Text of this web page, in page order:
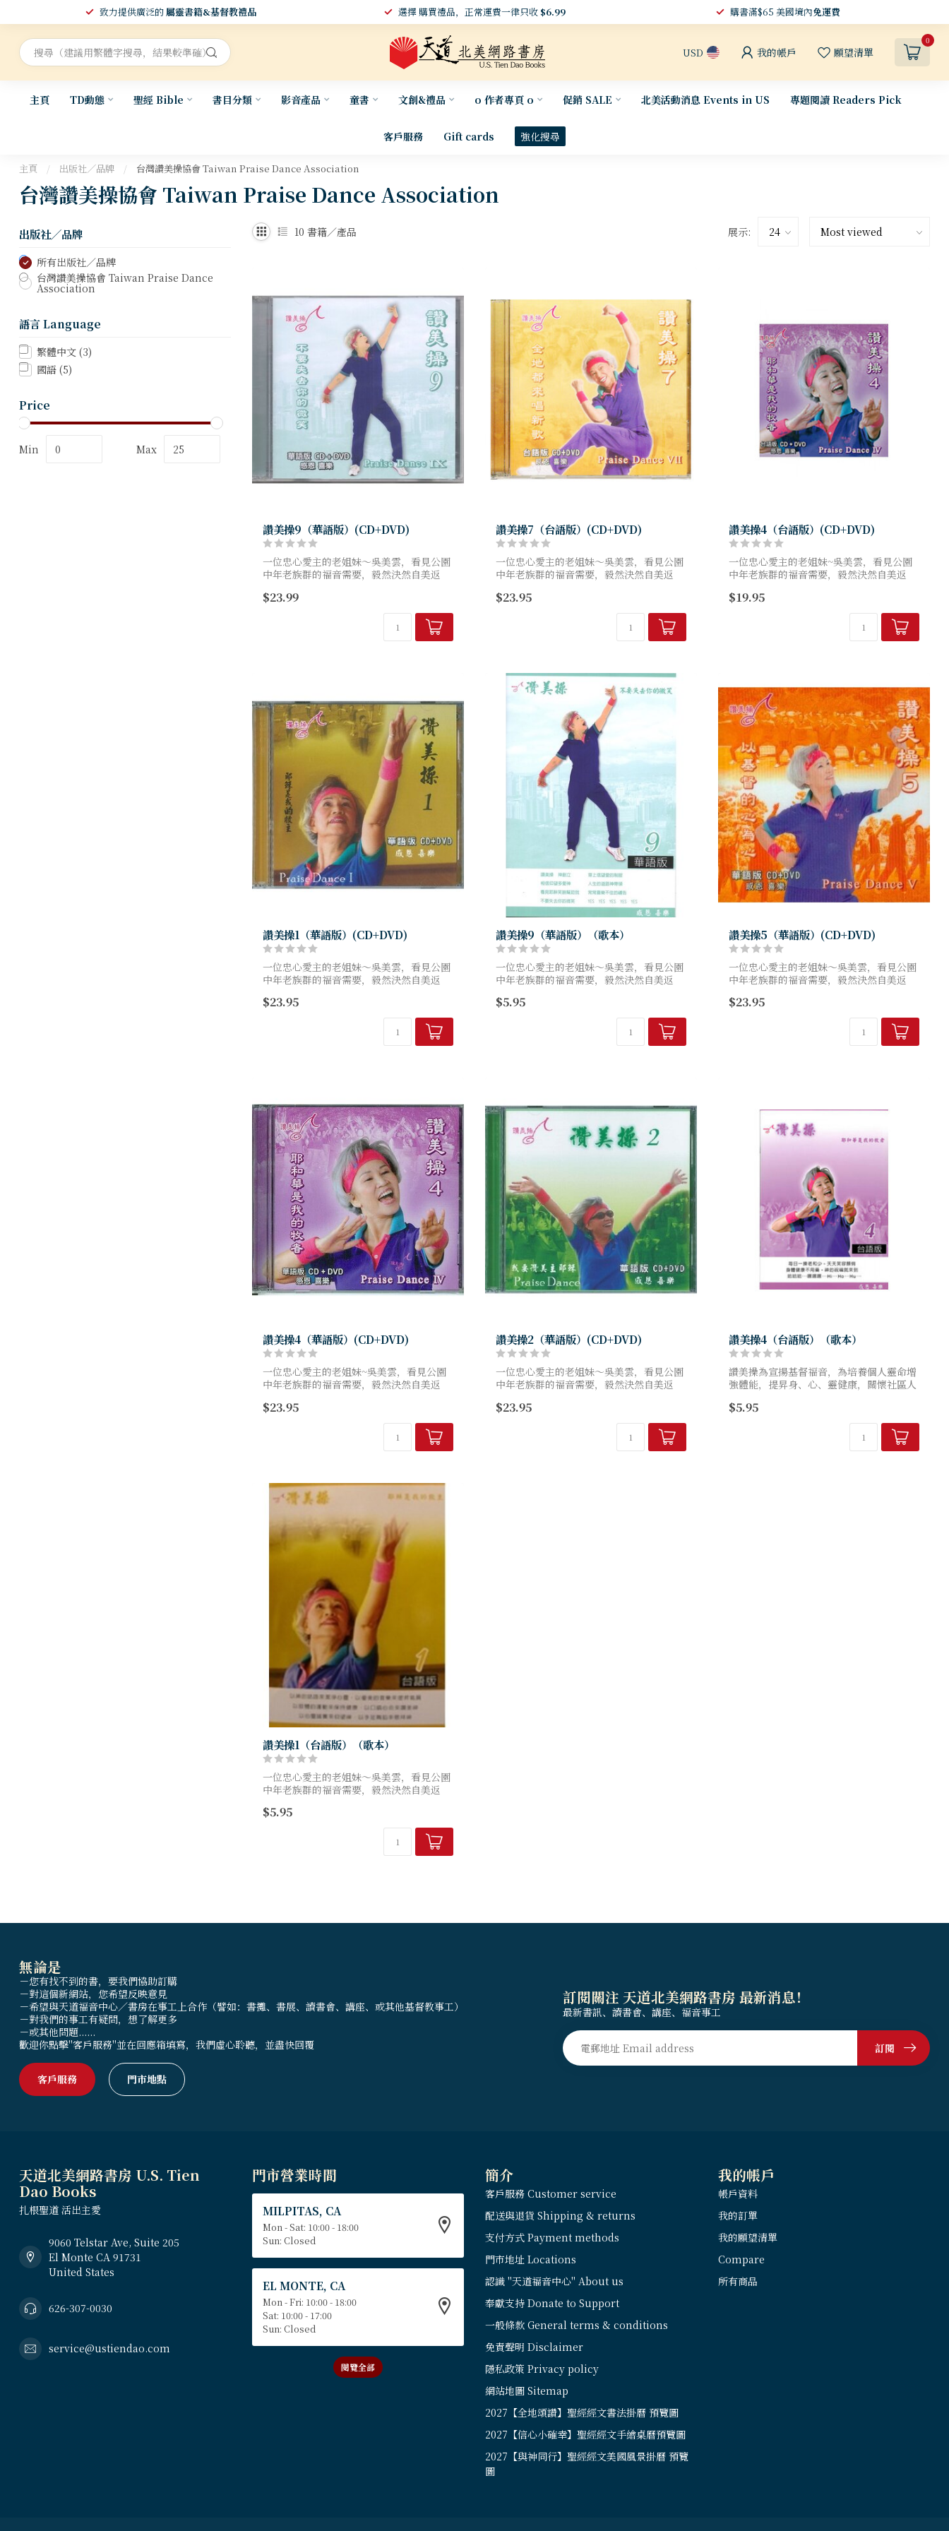
致力提供廣泛的屬靈書籍&基督教禮品 選擇 購買禮品，正常運費一律只收 $6.99 購書滿$65 美國境內免運費
USD 我的帳戶 願望清單
0
主頁 TD動態 聖經 Bible 書目分類 影音產品 童書 文創&禮品 o 作者專頁 o 促銷 SALE 北美活動消息 Events in US 專題閱讀 Readers Pick
客戶服務 Gift cards 強化搜尋
主頁 / 出版社／品牌 / 台灣讚美操協會 Taiwan Praise Dance Association
台灣讚美操協會 Taiwan Praise Dance Association
出版社／品牌
所有出版社／品牌
台灣讚美操協會 Taiwan Praise Dance
Association
語言 Language
繁體中文 (3)
國語 (5)
Price
Min Max
10 書籍／產品 展示:
讚美操9（華語版）(CD+DVD)
一位忠心愛主的老姐妹～吳美雲，看見公園
中年老族群的福音需要，毅然決然自美返
作室，更讓讚美神的歌聲清晨就在園中飛
$23.99
讚美操7（台語版）(CD+DVD)
一位忠心愛主的老姐妹～吳美雲，看見公園
中年老族群的福音需要，毅然決然自美返
作室，更讓讚美神的歌聲清晨就在園中飛
$23.95
讚美操4（台語版）(CD+DVD)
一位忠心愛主的老姐妹~吳美雲，看見公園
中年老族群的福音需要，毅然決然自美返
作室，更讓讚美神的歌聲清晨就在園中飛
$19.95
讚美操1（華語版）(CD+DVD)
一位忠心愛主的老姐妹～吳美雲，看見公園
中年老族群的福音需要，毅然決然自美返
作室，更讓讚美神的歌聲清晨就在園中飛
$23.95
讚美操9（華語版）（歌本）
一位忠心愛主的老姐妹～吳美雲，看見公園
中年老族群的福音需要，毅然決然自美返
作室，更讓讚美神的歌聲清晨就在園中飛
$5.95
讚美操5（華語版）(CD+DVD)
一位忠心愛主的老姐妹～吳美雲，看見公園
中年老族群的福音需要，毅然決然自美返
作室，更讓讚美神的歌聲清晨就在園中飛
$23.95
讚美操4（華語版）(CD+DVD)
一位忠心愛主的老姐妹~吳美雲，看見公園
中年老族群的福音需要，毅然決然自美返
作室，更讓讚美神的歌聲清晨就在園中飛
$23.95
讚美操2（華語版）(CD+DVD)
一位忠心愛主的老姐妹～吳美雲，看見公園
中年老族群的福音需要，毅然決然自美返
作室，更讓讚美神的歌聲清晨就在園中飛
$23.95
讚美操4（台語版）（歌本）
讚美操為宣揚基督福音，為培養個人靈命增
強體能，提昇身、心、靈健康，關懷社區人
由資深旅美音樂人－－吳美雲老師作曲編
舞，更以聖經的話語，創作出許多旋律優美
$5.95
讚美操1（台語版）（歌本）
一位忠心愛主的老姐妹～吳美雲，看見公園
中年老族群的福音需要，毅然決然自美返
作室，更讓讚美神的歌聲清晨就在園中飛
$5.95
無論是
－您有找不到的書，要我們協助訂購
－對這個新網站，您希望反映意見
－希望與天道福音中心／書房在事工上合作（譬如：書攤、書展、讀書會、講座、或其他基督教事工）
－對我們的事工有疑問，想了解更多
－或其他問題......
歡迎你點擊"客戶服務"並在回應箱填寫，我們虛心聆聽，並盡快回覆
客戶服務 門市地點
訂閱關注 天道北美網路書房 最新消息！
最新書訊、讀書會、講座、福音事工
訂閱
天道北美網路書房 U.S. Tien
Dao Books
扎根聖道 活出主愛
9060 Telstar Ave, Suite 205
El Monte CA 91731
United States
626-307-0030
service@ustiendao.com
門市營業時間
MILPITAS, CA
Mon - Sat: 10:00 - 18:00
Sun: Closed
EL MONTE, CA
Mon - Fri: 10:00 - 18:00
Sat: 10:00 - 17:00
Sun: Closed
閱覽全部
簡介
客戶服務 Customer service
配送與退貨 Shipping & returns
支付方式 Payment methods
門市地址 Locations
認識 "天道福音中心" About us
奉獻支持 Donate to Support
一般條款 General terms & conditions
免責聲明 Disclaimer
隱私政策 Privacy policy
網站地圖 Sitemap
2027【全地頌讚】聖經經文書法掛曆 預覽圖
2027【信心小確幸】聖經經文手繪桌曆預覽圖
2027【與神同行】聖經經文美國風景掛曆 預覽
圖
我的帳戶
帳戶資料
我的訂單
我的願望清單
Compare
所有商品